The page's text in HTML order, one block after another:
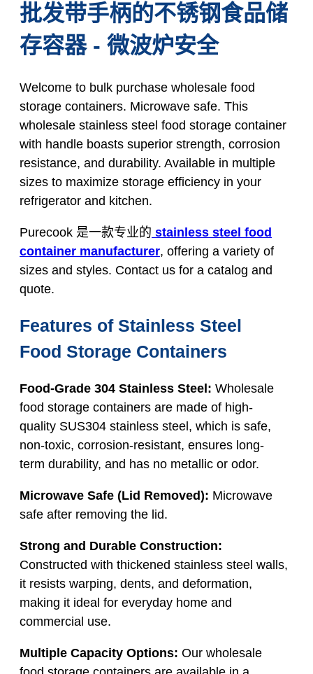
批发带手柄的不锈钢食品储
存容器 - 微波炉安全
Welcome to bulk purchase wholesale food
storage containers. Microwave safe. This
wholesale stainless steel food storage container
with handle boasts superior strength, corrosion
resistance, and durability. Available in multiple
sizes to maximize storage efficiency in your
refrigerator and kitchen.
Purecook 是一款专业的 stainless steel food
container manufacturer, offering a variety of
sizes and styles. Contact us for a catalog and
quote.
Features of Stainless Steel
Food Storage Containers
Food-Grade 304 Stainless Steel: Wholesale
food storage containers are made of high-
quality SUS304 stainless steel, which is safe,
non-toxic, corrosion-resistant, ensures long-
term durability, and has no metallic or odor.
Microwave Safe (Lid Removed): Microwave
safe after removing the lid.
Strong and Durable Construction:
Constructed with thickened stainless steel walls,
it resists warping, dents, and deformation,
making it ideal for everyday home and
commercial use.
Multiple Capacity Options: Our wholesale